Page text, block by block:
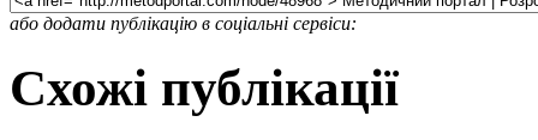
або додати публікацію в соціальні сервіси:
Схожі публікації